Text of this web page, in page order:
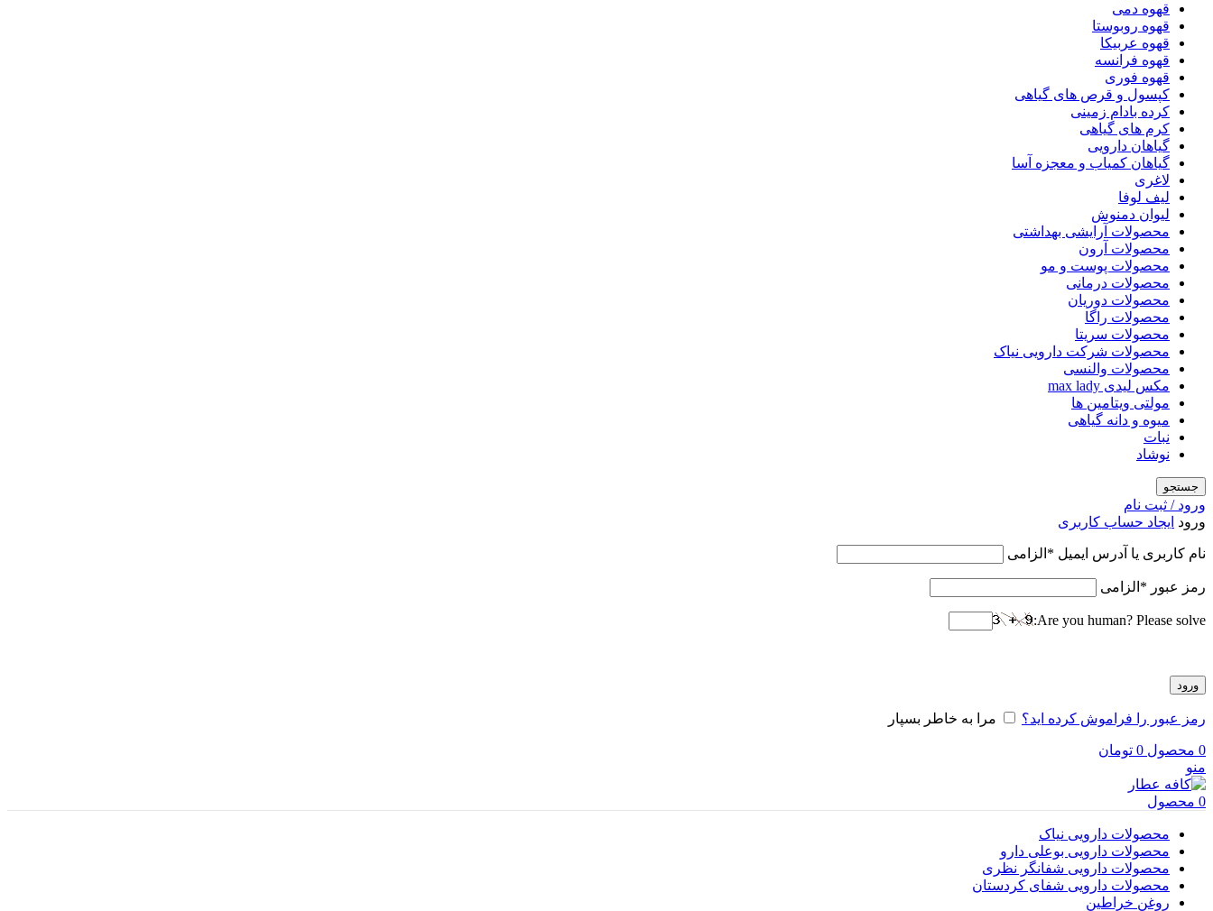
قهوه دمی
قهوه روبوستا
قهوه عربیکا
قهوه فرانسه
قهوه فوری
کپسول و قرص های گیاهی
کرده بادام زمینی
کرم های گیاهی
گیاهان دارویی
گیاهان کمیاب و معجزه آسا
لاغری
لیف لوفا
لیوان دمنوش
محصولات آرایشی بهداشتی
محصولات آرون
محصولات پوست و مو
محصولات درمانی
محصولات دوریان
محصولات راگا
محصولات سریتا
محصولات شرکت دارویی نیاک
محصولات والنسی
مکس لیدی max lady
مولتی ویتامین ها
میوه و دانه گیاهی
نبات
نوشاد
جستجو
ورود / ثبت نام
ورود ایجاد حساب کاربری
نام کاربری یا آدرس ایمیل * الزامی
رمز عبور * الزامی
Are you human? Please solve:
ورود
رمز عبور را فراموش کرده اید؟ مرا به خاطر بسپار
0 محصول 0 تومان
منو
0 محصول
محصولات دارویی نیاک
محصولات دارویی بوعلی دارو
محصولات دارویی شفانگر نظری
محصولات دارویی شفای کردستان
روغن خراطین